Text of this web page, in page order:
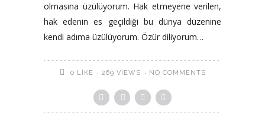
olmasına üzülüyorum. Hak etmeyene verilen,
hak edenin es geçildiği bu dünya düzenine
kendi adıma üzülüyorum. Özür diliyorum…
0 LIKE 269 VIEWS NO COMMENTS